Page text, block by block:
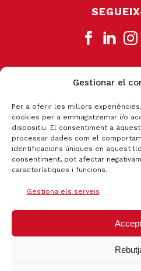
Gestionar el
Per a oferir les millors
cookies per a emmagatzemar i/o
dispositiu. El consentiment a
processar dades com el
identificacions úniques en aquest
consentiment, pot afectar
característiques i funcions.
Gestiona els serveis
CANAL DE DENÚNCIA